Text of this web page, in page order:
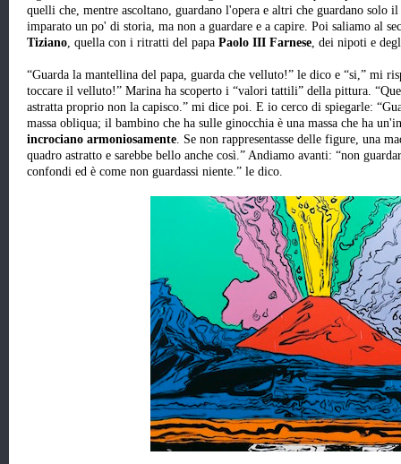
quelli che, mentre ascoltano, guardano l'opera e altri che guardano solo
imparato un po' di storia, ma non a guardare e a capire. Poi saliamo al
Tiziano, quella con i ritratti del papa Paolo III Farnese, dei nipoti e
“Guarda la mantellina del papa, guarda che velluto!” le dico e “si,” mi
toccare il velluto!” Marina ha scoperto i “valori tattili” della pittura.
astratta proprio non la capisco.” mi dice poi. E io cerco di spiegarle:
massa obliqua; il bambino che ha sulle ginocchia è una massa che ha
incrociano armoniosamente. Se non rappresentasse delle figure, una
quadro astratto e sarebbe bello anche così.” Andiamo avanti: “non
confondi ed è come non guardassi niente.” le dico.